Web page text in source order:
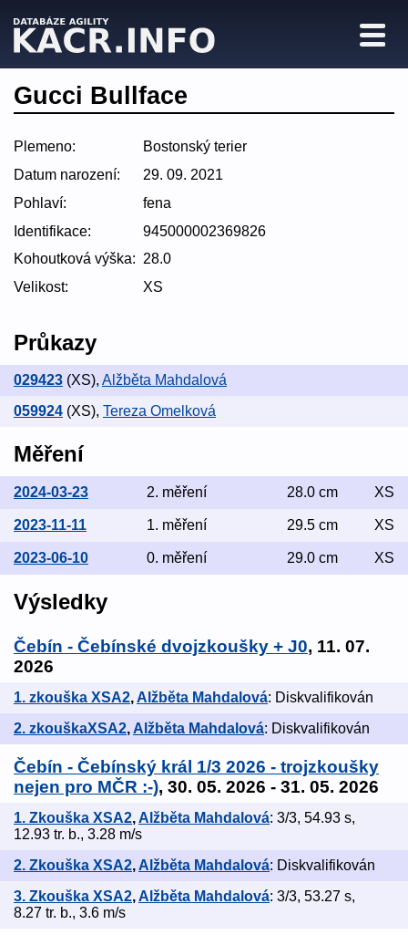
Gucci Bullface
Plemeno:
Bostonský terier
Datum narození:
29. 09. 2021
Pohlaví:
fena
Identifikace:
945000002369826
Kohoutková výška: 28.0
Velikost:
XS
Průkazy
029423 (XS), Alžběta Mahdalová
059924 (XS), Tereza Omelková
Měření
2024-03-23 2. měření 28.0 cm XS
2023-11-11 1. měření 29.5 cm XS
2023-06-10 0. měření 29.0 cm XS
Výsledky
Čebín - Čebínské dvojzkoušky + J0, 11. 07.
2026
1. zkouška XSA2,Alžběta Mahdalová: Diskvalifikován
2. zkouškaXSA2,Alžběta Mahdalová: Diskvalifikován
Čebín - Čebínský král 1/3 2026 - trojzkoušky
nejen pro MČR :-), 30. 05. 2026 - 31. 05. 2026
1. Zkouška XSA2,Alžběta Mahdalová: 3/3, 54.93 s,
12.93 tr. b., 3.28 m/s
2. Zkouška XSA2,Alžběta Mahdalová: Diskvalifikován
3. Zkouška XSA2,Alžběta Mahdalová: 3/3, 53.27 s,
8.27 tr. b., 3.6 m/s